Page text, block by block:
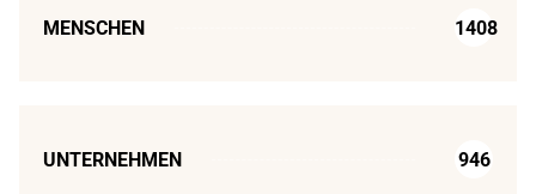
MENSCHEN 1408
UNTERNEHMEN 946